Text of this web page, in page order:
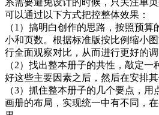
可以通过以下方式把控整体效果：
（1）搞明白创作的思路，按照预
小和页数。根据标准版按比例缩小
行全面观察对比，从而进行更好的调
（2）找出整本册子的共性，敲定
好这些主要因素之后，然后在安排其
（3）抓住整本册子的几个要点，
画册的布局，实现统一中有不同，